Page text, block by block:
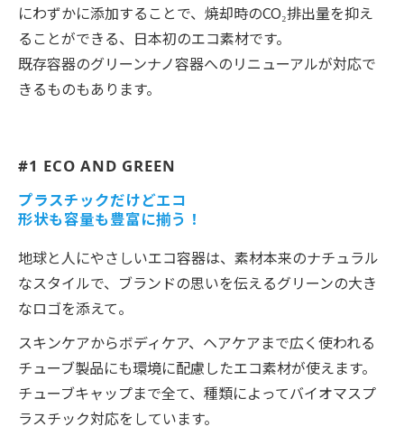
にわずかに添加することで、焼却時のCO₂排出量を抑え
ることができる、日本初のエコ素材です。
既存容器のグリーンナノ容器へのリニューアルが対応で
きるものもあります。
#1 ECO AND GREEN
プラスチックだけどエコ
形状も容量も豊富に揃う！
地球と人にやさしいエコ容器は、素材本来のナチュラル
なスタイルで、ブランドの思いを伝えるグリーンの大き
なロゴを添えて。
スキンケアからボディケア、ヘアケアまで広く使われる
チューブ製品にも環境に配慮したエコ素材が使えます。
チューブキャップまで全て、種類によってバイオマスプ
ラスチック対応をしています。